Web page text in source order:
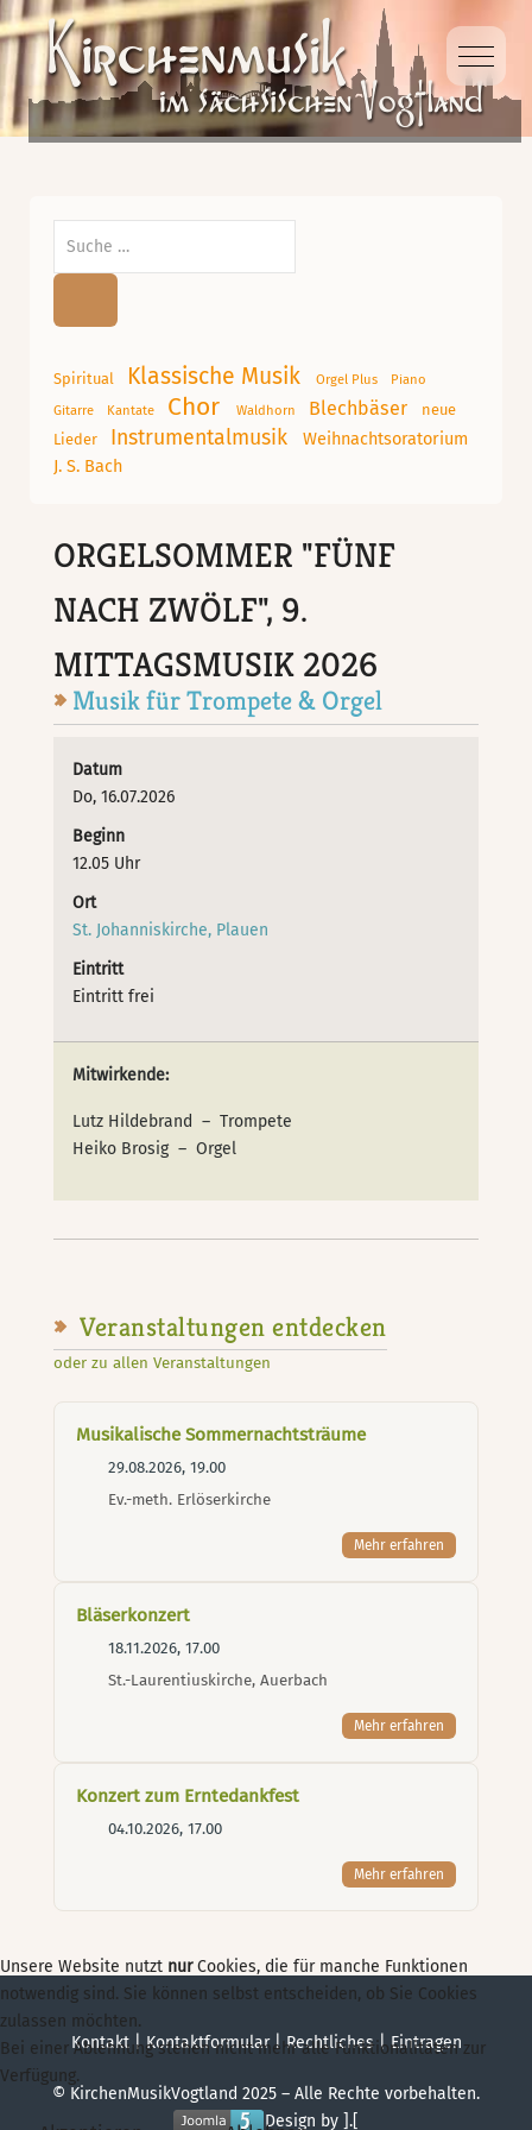
Mobile
Spiritual Klassische Musik Orgel Plus
Piano
Gitarre
Kantate Chor Waldhorn Blechbäser
neue
Lieder
Instrumentalmusik
Weihnachtsoratorium
J. S. Bach
ORGELSOMMER "FÜNF
NACH ZWÖLF", 9.
MITTAGSMUSIK 2026
Musik für Trompete & Orgel
Datum
Do, 16.07.2026
Beginn
12.05 Uhr
Ort
St. Johanniskirche, Plauen
Eintritt
Eintritt frei
Mitwirkende:
Lutz Hildebrand – Trompete
Heiko Brosig – Orgel
Veranstaltungen entdecken
oder zu allen Veranstaltungen
Musikalische Sommernachtsträume
29.08.2026, 19.00
Ev.-meth. Erlöserkirche
Mehr erfahren
Bläserkonzert
18.11.2026, 17.00
St.-Laurentiuskirche, Auerbach
Mehr erfahren
Konzert zum Erntedankfest
04.10.2026, 17.00
Mehr erfahren
Kontakt|Kontaktformular|Rechtliches|Eintragen
© KirchenMusikVogtland 2025 – Alle Rechte vorbehalten.
Design by ].[
Unsere Website nutzt nurCookies, die für manche Funktionen
notwendig sind. Sie können selbst entscheiden, ob Sie Cookies
zulassen möchten.
Bei einer Ablehnung stehen nicht mehr alle Funktionalitäten zur
Verfügung.